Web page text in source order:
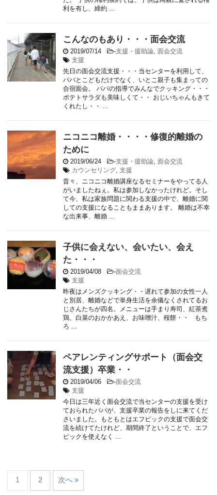
利を有し、締約 ...
こんなのもあり・・・面会交流
2019/07/14 -支援・援助論, 面会交流
支援
先日の面会交流支援・・・当センターを利用して、
パパとこどもだけでなく、いとこ親子も集まっての
合宿面会。 パパの指導でみんなでクッキング・・・
ポテトサラダも美味しくて・・ おじいちゃんもきて
くれたし・・ ...
ニコニコ離婚・・・・修復的離婚の
ために
2019/06/24 -支援・援助論, 面会交流
カウンセリング, 支援
昔々、ニコニコ離婚講座なるセミナーをやってる人
がいましたねぇ。私は参加しなかったけれど。そし
て今、私は家族問題に関わる支援の中で、離婚に関
しての支援になることもままあります。 離婚は不幸
な出来事、離婚 ...
子供に会えない、会いたい、会え
た・・・
2019/04/08 -面会交流
支援
昨夜はメンズクッキング・・遅れて参加の女性一人
と別居、離婚などで単身生活を余儀なくされてるお
じさんたちが四名。メニューは手まり寿司、紅茶煮
鶏、白菜のおかかあえ、お味噌汁、桜餅・・ もち
ろ ...
ペアレンティングサポート（面会交
流支援）卒業・・
2019/04/06 -面会交流
支援
今日は三年近く面会交流で当センターの支援を受け
ておられたパパが、支援卒業の報告をしに来てくだ
さいました。もともとはエフピックの支援で面会交
流を続けてたけれど、期間終了ということで、エフ
ピックを使えなく ...
1 2 次へ »